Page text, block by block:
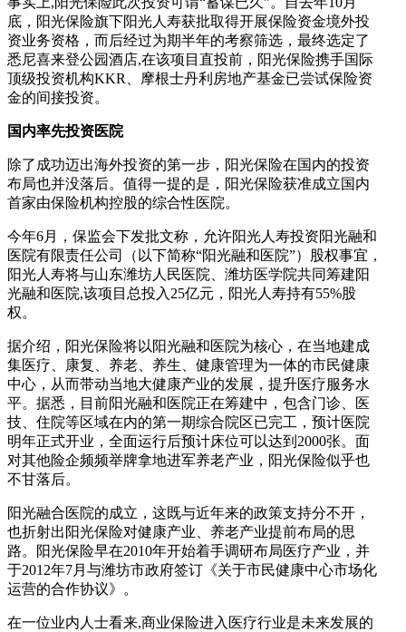
底，阳光保险旗下阳光人寿获批取得开展保险资金境外投
资业务资格，而后经过为期半年的考察筛选，最终选定了
悉尼喜来登公园酒店,在该项目直投前，阳光保险携手国际
顶级投资机构KKR、摩根士丹利房地产基金已尝试保险资
金的间接投资。
国内率先投资医院
除了成功迈出海外投资的第一步，阳光保险在国内的投资
布局也并没落后。值得一提的是，阳光保险获准成立国内
首家由保险机构控股的综合性医院。
今年6月，保监会下发批文称，允许阳光人寿投资阳光融和
医院有限责任公司（以下简称“阳光融和医院”）股权事宜，
阳光人寿将与山东潍坊人民医院、潍坊医学院共同筹建阳
光融和医院,该项目总投入25亿元，阳光人寿持有55%股
权。
据介绍，阳光保险将以阳光融和医院为核心，在当地建成
集医疗、康复、养老、养生、健康管理为一体的市民健康
中心，从而带动当地大健康产业的发展，提升医疗服务水
平。据悉，目前阳光融和医院正在筹建中，包含门诊、医
技、住院等区域在内的第一期综合院区已完工，预计医院
明年正式开业，全面运行后预计床位可以达到2000张。面
对其他险企频频举牌拿地进军养老产业，阳光保险似乎也
不甘落后。
阳光融合医院的成立，这既与近年来的政策支持分不开，
也折射出阳光保险对健康产业、养老产业提前布局的思
路。阳光保险早在2010年开始着手调研布局医疗产业，并
于2012年7月与潍坊市政府签订《关于市民健康中心市场化
运营的合作协议》。
在一位业内人士看来,商业保险进入医疗行业是未来发展的